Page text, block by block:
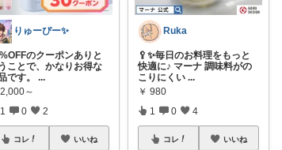
りゅーぴー✨
のクーポンありと
ことで、かなりお得な
です。
...
2,000～
1 0 2
コレ いいね
Ruka
🥄✨毎日のお料理をもっと
快適に♪ マーナ 調味料がの
こりにくい ...
￥ 980
1 0 4
コレ いいね